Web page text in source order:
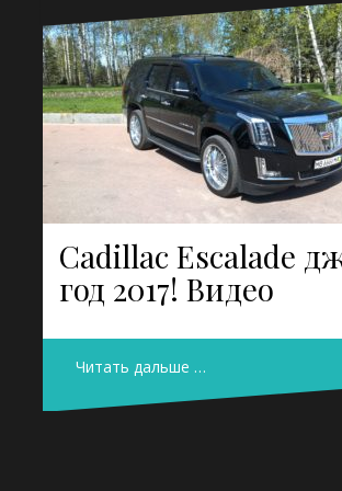
Cadillac Escalade
год 2017! Видео
Читать дальше …